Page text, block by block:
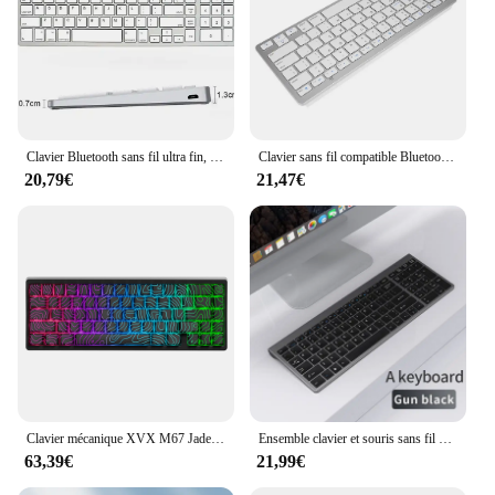
20,79€
Clavier sans fil compatible Bluetooth ultra-mince, 78 prédire, Air pour Mini claviers Sub, Mac, ordinateur PC, Macbook, chaud
21,47€
63,39€ 21,99€